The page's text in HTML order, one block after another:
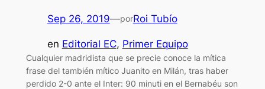
Sep 26, 2019—porRoi Tubío
en Editorial EC, Primer Equipo
Cualquier madridista que se precie conoce la mítica
frase del también mítico Juanito en Milán, tras haber
perdido 2-0 ante el Inter: 90 minuti en el Bernabéu son